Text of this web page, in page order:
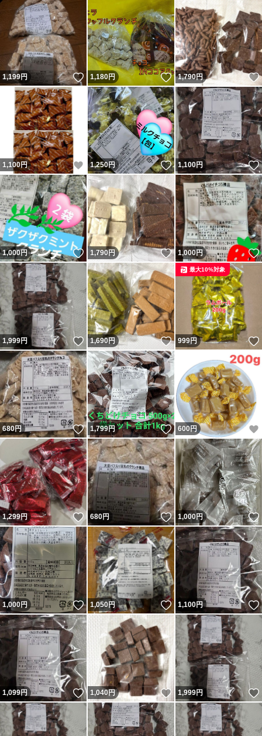
1,199円 いいね！
1,180円 いいね！
1,790円
1,100円 いいね！
1,250円 いいね！
1,100円
1,000円 いいね！
1,790円 いいね！
1,000円
1,999円 いいね！
1,690円 いいね！
999円
最大10%対象
680円 いいね！
1,799円 いいね！
600円
1,299円 いいね！
680円 いいね！
1,000円
1,000円 いいね！
1,050円 いいね！
1,100円
1,099円 いいね！
1,040円 いいね！
1,999円